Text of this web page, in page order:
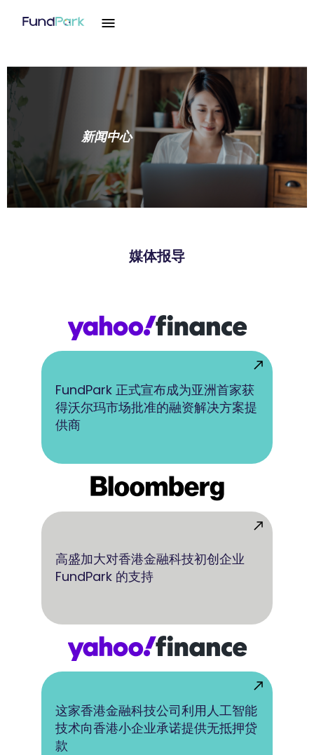
新闻中心
媒体报导
FundPark 正式宣布成为亚洲首家获
得沃尔玛市场批准的融资解决方案提
供商
高盛加大对香港金融科技初创企业
FundPark 的支持
这家香港金融科技公司利用人工智能
技术向香港小企业承诺提供无抵押贷
款